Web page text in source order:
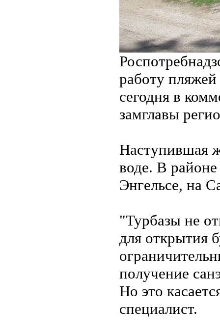
работу
сегодня в
замглавы
Наступившая
воде. В
Энгельсе, на
"Турбазы не
для открытия
получение
Но это
специалист.